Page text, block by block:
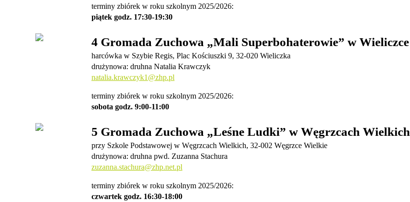
terminy zbiórek w roku szkolnym 2025/2026:
piątek godz. 17:30-19:30
4 Gromada Zuchowa „Mali Superbohaterowie” w Wieliczce
harcówka w Szybie Regis, Plac Kościuszki 9, 32-020 Wieliczka
drużynowa: druhna Natalia Krawczyk
natalia.krawczyk1@zhp.pl
terminy zbiórek w roku szkolnym 2025/2026:
sobota godz. 9:00-11:00
5 Gromada Zuchowa „Leśne Ludki” w Węgrzcach Wielkich
przy Szkole Podstawowej w Węgrzcach Wielkich, 32-002 Węgrzce Wielkie
drużynowa: druhna pwd. Zuzanna Stachura
zuzanna.stachura@zhp.net.pl
terminy zbiórek w roku szkolnym 2025/2026:
czwartek godz. 16:30-18:00